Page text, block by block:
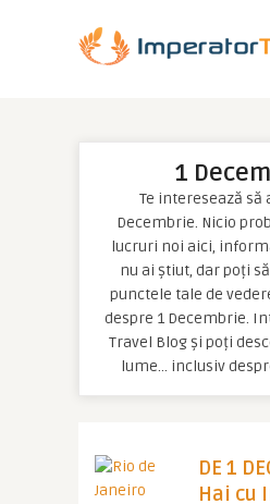
1
Te interesează să
Decembrie. Nicio
lucruri noi aici,
nu ai știut, dar poți
punctele tale de
despre 1 Decembrie.
Travel Blog și poți
lume… inclusiv
DE 1
Hai cu